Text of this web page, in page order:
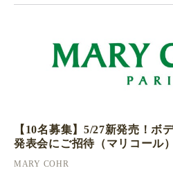
【10名募集】5/27新発売！ボ
発表会にご招待（マリコール）
MARY COHR